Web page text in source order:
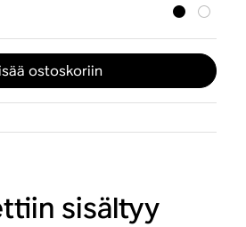
ostoskoriin
sisältyy